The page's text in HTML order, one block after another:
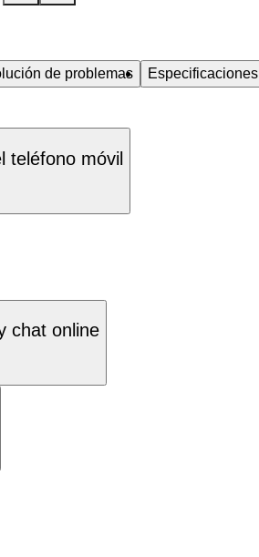
de problemas Especificaciones
teléfono móvil
chat online